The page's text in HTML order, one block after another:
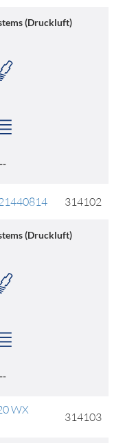
(Druckluft)
314102
(Druckluft)
WX
314103